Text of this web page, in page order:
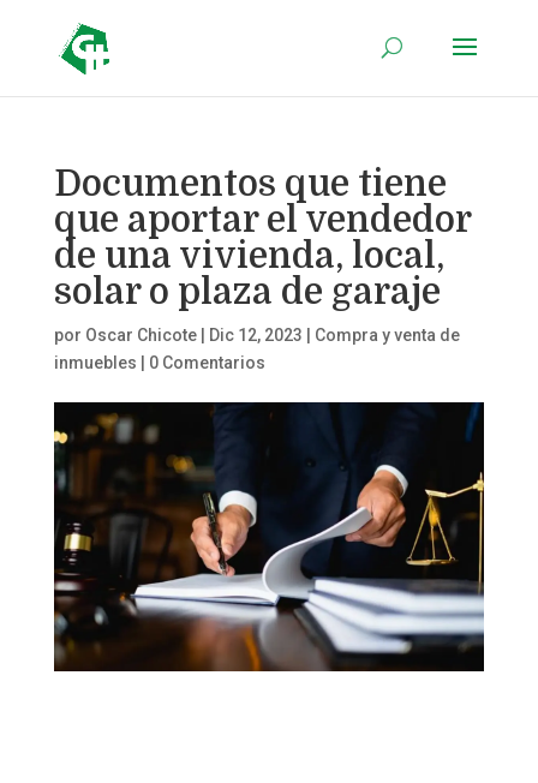
Documentos que tiene
que aportar el vendedor
de una vivienda, local,
solar o plaza de garaje
por Oscar Chicote| Dic 12, 2023
Compra y venta de
inmuebles
0 Comentarios